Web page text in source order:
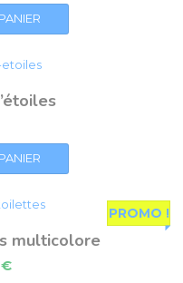
PROMO !
multicolore
€